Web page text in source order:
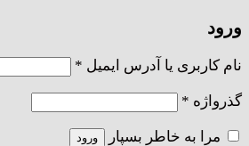
ورود
نام کاربری یا آدرس ایمیل *
گذرواژه *
مرا به خاطر بسپار ورود